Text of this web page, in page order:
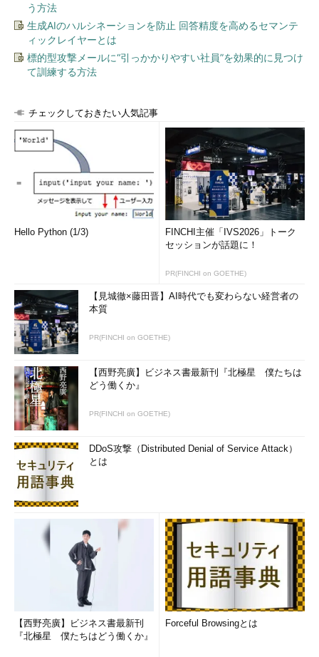
C:\>popd ……元のフォルダーへ復帰
C:\Documents and Settings\Administrator>popd ……元のフ
ォルダーへ復帰
らない
このように、pushd／popdを使えば、元のフォルダーへ簡単に
戻れるし、同一ドライブ上だけでなく、別のドライブ上のカレン
トフォルダーへ移動したり、そこから戻ったりできる。
なおUNIXなどでは、ディレクトリスタックの先頭の2つのエン
つ前のカレントフォルダーを交換する。何度も繰り返すと、それ
らの間で素早く、行ったり来たりできる）、Windows OSの
pushdにはそのような機能はない。引数なしで実行すると、ディ
レクトリスタックの内容が表示される。
●pushdでUNCを指定する
pushdの引数として、\\server1\usr\user01\commandのような
UNCパスを指定すると、Windows OSでは、適当な空きドライブ
に指定されたドライブ文字をマップし、そのドライブに移動して
カレントフォルダーを設定する、という機能がある。「net use
* \\server1\usr」「pushd \user01\command」というコマンドを
連続で実行したのとほぼ同じ効果がある。この場合、popdを実
行すると、元のフォルダーへ戻るだけでなく、ドライブのマップ
も解除される。
C:\>pushd \\server1\usr\user01\command
Z:\user01\command>
……移動先。Z:ドライブにマップされ
Z:\user01\command>
net use
……マップの状況
新しい接続は記憶されません。
う方法
生成AIのハルシネーションを防止 回答精度を高めるセマンテ
ィックレイヤーとは
標的型攻撃メールに“引っかかりやすい社員”を効果的に見つけ
て訓練する方法
チェックしておきたい人気記事
Hello Python (1/3)
FINCHI主催「IVS2026」トーク
セッションが話題に！
PR(FINCHI on GOETHE)
【見城徹×藤田晋】AI時代でも変わらない経営者の
本質
PR(FINCHI on GOETHE)
【西野亮廣】ビジネス書最新刊『北極星 僕たちは
どう働くか』
PR(FINCHI on GOETHE)
DDoS攻撃（Distributed Denial of Service Attack）
とは
【西野亮廣】ビジネス書最新刊
『北極星 僕たちはどう働くか』
Forceful Browsingとは